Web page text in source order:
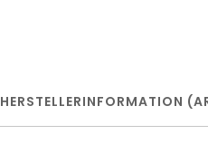
HERSTELLERINFORMATION